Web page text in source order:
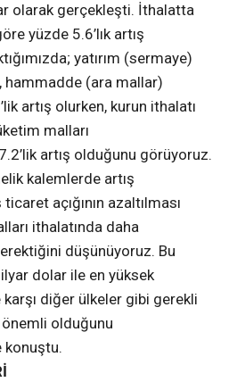
olarak gerçekleşti. İthalatta
yüzde 5.6’lık artış
yatırım (sermaye)
hammadde (ara mallar)
artış olurken, kurun ithalatı
malları
artış olduğunu görüyoruz.
kalemlerde artış
açığının azaltılması
ithalatında daha
düşünüyoruz. Bu
dolar ile en yüksek
karşı diğer ülkeler gibi gerekli
önemli olduğunu
konuştu.